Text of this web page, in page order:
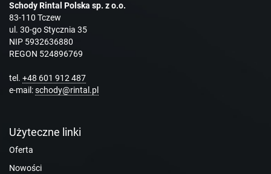
Schody Rintal Polska sp. z o.o.
83-110 Tczew
ul. 30-go Stycznia 35
NIP 5932636880
REGON 524896769
tel. +48 601 912 487
e-mail:schody@rintal.pl
Użyteczne linki
Oferta
Nowości